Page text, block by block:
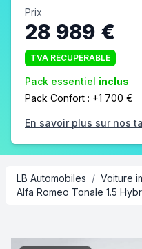
Prix
28 989 €
TVA RÉCUPÉRABLE
Pack essentiel inclus
Pack Confort : +1 700 €
En savoir plus sur nos
LB Automobiles / Voiture
Alfa Romeo Tonale 1.5